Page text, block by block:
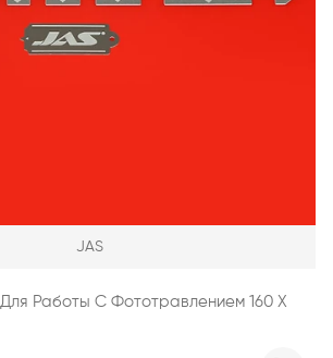
JAS
Работы С Фототравлением 160 Х